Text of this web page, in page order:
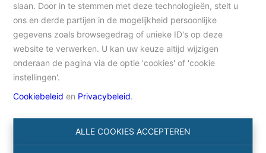
slaan. Door in te stemmen met deze technologieën, stelt u
ons en derde partijen in de mogelijkheid persoonlijke
gegevens zoals browsegedrag of unieke ID's op deze
website te verwerken. U kan uw keuze altijd wijzigen
onderaan de pagina via de optie 'cookies' of 'cookie
instellingen'.
Cookiebeleid en Privacybeleid.
ALLE COOKIES ACCEPTEREN
Appartement
Home Te koop Appartement
Appartement € 365.000